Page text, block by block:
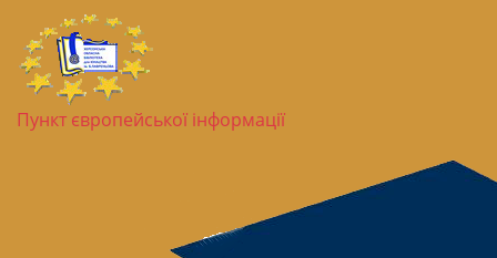
Пункт європейської інформації